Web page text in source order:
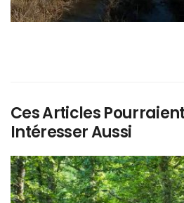
Ces Articles
Intéresser Aussi